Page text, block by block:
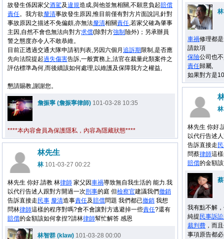
車禍修理都
請款項
保險公司也
責任歸屬,
如果對方是
故發生係因家父酒駕及違規造成,與他並無相關,不願意負起賠償
責任。我方欲釐清事故發生原因,惟目前僅有對方片面說詞,針對
事故原因之描述不免偏頗,亦無法釐清相關責任,若家父確為肇事
主因,自然不會也無法向對方求償(除對方強制 險外)；另承辦員
警之態度亦令人不敢恭維。
目前正透過交通大隊申請初判表,另因六個月 追訴期限制,是否應
先向法院提起過失傷害告訴,一般實務上,法官在裁量此類案件之
評估標準為何,而後續該如何處理,以維護及保障我方之權益,
懇請賜教,謝謝您。
詹振寧 (詹振寧律師) 101-03-28 10:35
****本內容會員為保護隱私，內容為隱藏狀態****
林
林先生 你好.
以代行告述
告訴直接走
問蔡律師這
賠償的金額
我有點不解
純提 民事訴訟
裁判費 ，而
事項原告都
林先生
林101-03-27 00:22
林先生 你好.請教 林律師 家父因車禍導致無自我生活的 能力.我
以代行告述人跟對方開過一次刑事的庭 但檢察官建議我們撤銷
告訴直接走 民事 釐清造事責任及賠償問題 我們都已撤銷 我想
問林律師這樣的程序對嗎?會不會讓對方逃避掉一些責任?還有
賠償的金額該如何拿捏?請林律師幫忙解答 感恩
林智群 (klaw) 101-03-28 00:00